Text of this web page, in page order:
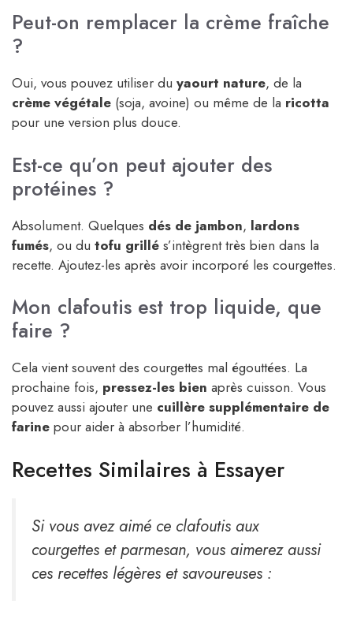
Peut-on remplacer la crème fraîche
?
Oui, vous pouvez utiliser du yaourt nature, de la
crème végétale (soja, avoine) ou même de la ricotta
pour une version plus douce.
Est-ce qu’on peut ajouter des
protéines ?
Absolument. Quelques dés de jambon, lardons
fumés, ou du tofu grillé s’intègrent très bien dans la
recette. Ajoutez-les après avoir incorporé les courgettes.
Mon clafoutis est trop liquide, que
faire ?
Cela vient souvent des courgettes mal égouttées. La
prochaine fois, pressez-les bien après cuisson. Vous
pouvez aussi ajouter une cuillère supplémentaire de
farine pour aider à absorber l’humidité.
Recettes Similaires à Essayer
Si vous avez aimé ce clafoutis aux
courgettes et parmesan, vous aimerez aussi
ces recettes légères et savoureuses :